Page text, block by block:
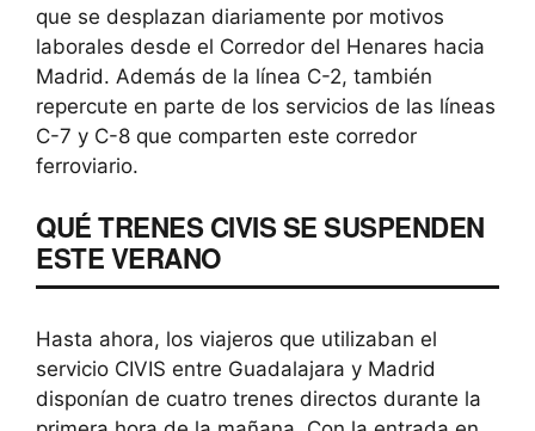
que se desplazan diariamente por motivos
laborales desde el Corredor del Henares hacia
Madrid. Además de la línea C-2, también
repercute en parte de los servicios de las líneas
C-7 y C-8 que comparten este corredor
ferroviario.
QUÉ TRENES CIVIS SE SUSPENDEN
ESTE VERANO
Hasta ahora, los viajeros que utilizaban el
servicio CIVIS entre Guadalajara y Madrid
disponían de cuatro trenes directos durante la